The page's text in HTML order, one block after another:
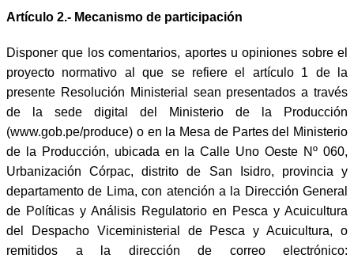
Artículo 2.- Mecanismo de participación
Disponer que los comentarios, aportes u opiniones sobre el
proyecto normativo al que se refiere el artículo 1 de la
presente Resolución Ministerial sean presentados a través
de la sede digital del Ministerio de la Producción
(www.gob.pe/produce) o en la Mesa de Partes del Ministerio
de la Producción, ubicada en la Calle Uno Oeste Nº 060,
Urbanización Córpac, distrito de San Isidro, provincia y
departamento de Lima, con atención a la Dirección General
de Políticas y Análisis Regulatorio en Pesca y Acuicultura
del Despacho Viceministerial de Pesca y Acuicultura, o
remitidos a la dirección de correo electrónico: